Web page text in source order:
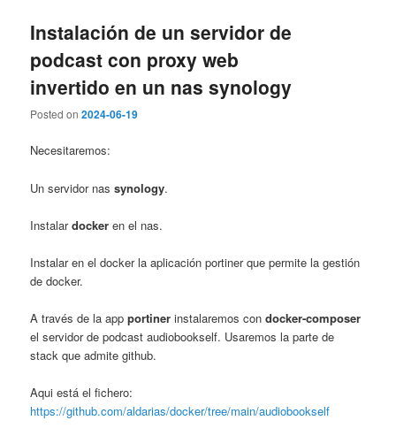
Instalación de un servidor de
podcast con proxy web
invertido en un nas synology
Posted on2024-06-19
Necesitaremos:
Un servidor nassynology.
Instalardocker en el nas.
Instalar en el docker la aplicación portiner que permite la gestión
de docker.
A través de la appportiner instalaremos condocker-composer
el servidor de podcast audiobookself. Usaremos la parte de
stack que admite github.
Aqui está el fichero:
https://github.com/aldarias/docker/tree/main/audiobookself